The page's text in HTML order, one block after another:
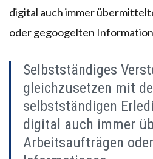
digital auch immer
oder gegoogelten
Selbstständiges
gleichzusetzen mit
selbstständigen
digital auch immer
Arbeitsaufträgen